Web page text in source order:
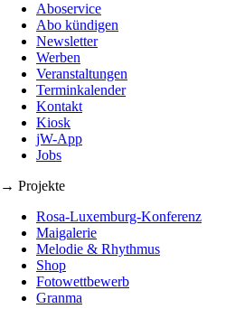
Aboservice
Abo kündigen
Newsletter
Werben
Veranstaltungen
Terminkalender
Kontakt
Kiosk
jW-App
Jobs
→ Projekte
Rosa-Luxemburg-Konferenz
Maigalerie
Melodie & Rhythmus
Shop
Fotowettbewerb
Granma